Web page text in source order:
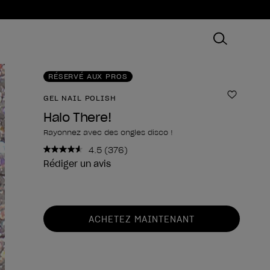
RÉSERVÉ AUX PROS
GEL NAIL POLISH
Halo There!
Rayonnez avec des ongles disco !
4.5 Lire
376
page.
(376)
Rédiger un avis
Forme du produit
ACHETEZ MAINTENANT